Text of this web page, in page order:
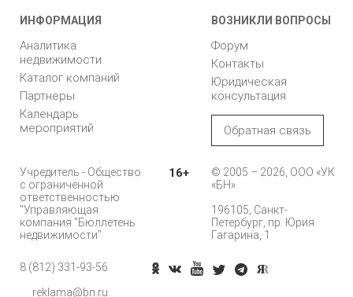
ИНФОРМАЦИЯ
Аналитика
недвижимости
Каталог компаний
Партнеры
Календарь
мероприятий
ВОЗНИКЛИ ВОПРОСЫ
Форум
Контакты
Юридическая
консультация
Обратная связь
Учредитель - Общество
с ограниченной
ответственностью
"Управляющая
компания "Бюллетень
недвижимости"
16+
© 2005 – 2026, ООО «УК
«БН»
196105, Санкт-
Петербург, пр. Юрия
Гагарина, 1
8 (812) 331-93-56
reklama@bn.ru